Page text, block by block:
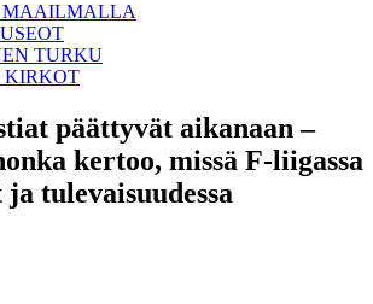
TURKU
KIRKOT
päättyvät aikanaan –
kertoo, missä F-liigassa
tulevaisuudessa